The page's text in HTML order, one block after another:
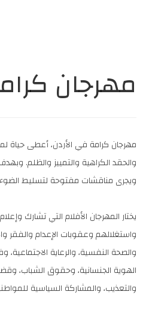
مهرجان
مهرجان كرامة في الأردن، أعطى حياة
والحقد الكراهية والتمييز والظلم.
ويجرى مناقشات مفتوحة لتسليط الضوء
يختار المهرجان الأفلام التي تشارك
واستغلالهم وعقوبات الإعدام والفقر
والصحة النفسية، والرعاية
الهوية الجنسانية، وحقوق الشباب،
والتعذيب، والمشاركة السياسية